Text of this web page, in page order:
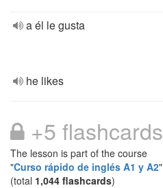
a él le gusta
he likes
+5 flashcards
The lesson is part of the course
"Curso rápido de inglés A1 y A2"
(total 1,044 flashcards)